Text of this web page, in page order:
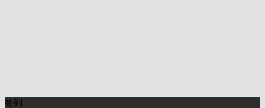
签到